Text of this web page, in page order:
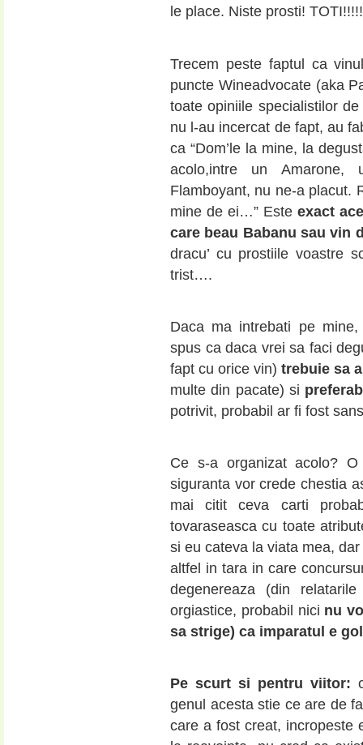
le place. Niste prosti!
Trecem peste faptul ca
puncte Wineadvocate (aka
toate opiniile specialistilor
nu l-au incercat de fapt, au
ca “Dom’le la mine, la
acolo,intre un
Flamboyant, nu ne-a placut.
mine de ei…” Esteexact
care beau Babanu sau vin
dracu’ cu prostiile voastre
trist….
Daca ma intrebati pe
spus ca daca vrei sa faci
fapt cu orice vin)trebuie sa
multe din pacate) si
potrivit, probabil ar fi fost
Ce s-a organizat acolo?
siguranta vor crede chestia
mai citit ceva carti
tovaraseasca cu toate
si eu cateva la viata mea,
altfel in tara in care
degenereaza (din
orgiastice, probabil nici nu
sa strige) ca imparatul e
Pe scurt si pentru viitor:
genul acesta stie ce are de
care a fost creat, incropeste